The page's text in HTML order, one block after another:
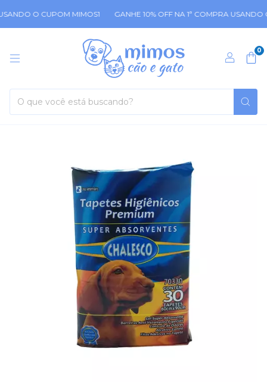
O CUPOM MIMOS1 GANHE 10% OFF NA 1ª COMPRA USANDO O
0